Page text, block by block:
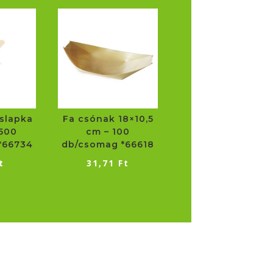
Fa csónak 18×10,5
cm – 100
db/csomag *66618
31,71 Ft